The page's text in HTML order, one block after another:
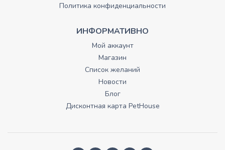
Политика конфиденциальности
ИНФОРМАТИВНО
Мой аккаунт
Магазин
Список желаний
Новости
Блог
Дисконтная карта PetHouse